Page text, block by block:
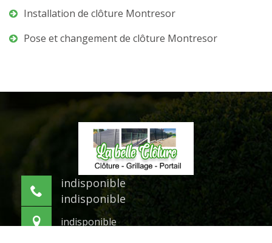
Installation de clôture Montresor
Pose et changement de clôture Montresor
indisponible
indisponible
indisponible